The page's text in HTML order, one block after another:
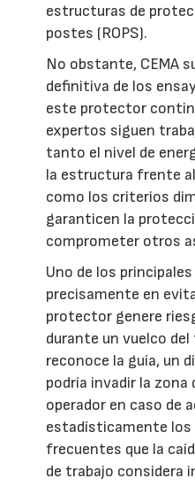
estructuras de
postes (ROPS).
No obstante, CEMA
definitiva de los
este protector
expertos siguen
tanto el nivel de
la estructura frente
como los criterios
garanticen la
comprometer otros
Uno de los
precisamente en
protector genere
durante un vuelco
reconoce la guía, un
podría invadir la zona
operador en caso de
estadísticamente los
frecuentes que la
de trabajo considera